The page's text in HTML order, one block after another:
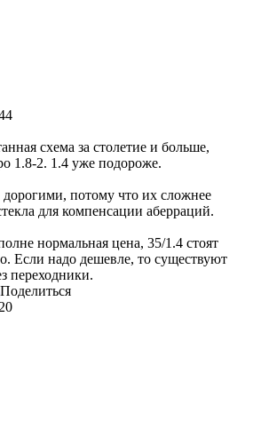
схема за столетие и больше,
1.8-2. 1.4 уже подороже.
потому что их сложнее
для компенсации аберраций.
нормальная цена, 35/1.4 стоят
Если надо дешевле, то существуют
переходники.
Поделиться